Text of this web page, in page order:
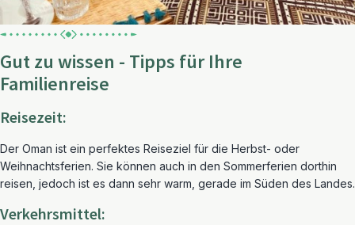
Gut zu wissen - Tipps für Ihre
Familienreise
Reisezeit:
Der Oman ist ein perfektes Reiseziel für die Herbst- oder
Weihnachtsferien. Sie können auch in den Sommerferien dorthin
reisen, jedoch ist es dann sehr warm, gerade im Süden des Landes.
Verkehrsmittel: